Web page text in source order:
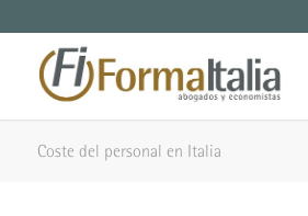
Coste del personal en Italia